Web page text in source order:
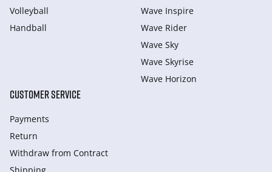
Volleyball
Handball
Wave Inspire
Wave Rider
Wave Sky
Wave Skyrise
Wave Horizon
CUSTOMER SERVICE
Payments
Return
Withdraw from Сontract